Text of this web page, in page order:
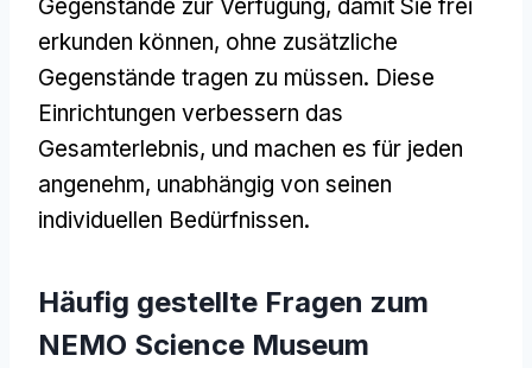
Gegenstände zur Verfügung, damit Sie frei
erkunden können, ohne zusätzliche
Gegenstände tragen zu müssen. Diese
Einrichtungen verbessern das
Gesamterlebnis, und machen es für jeden
angenehm, unabhängig von seinen
individuellen Bedürfnissen.
Häufig gestellte Fragen zum
NEMO Science Museum